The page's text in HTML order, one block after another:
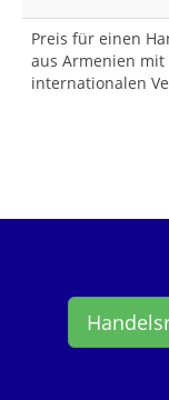
Preis für einen
aus Armenien
internationalen